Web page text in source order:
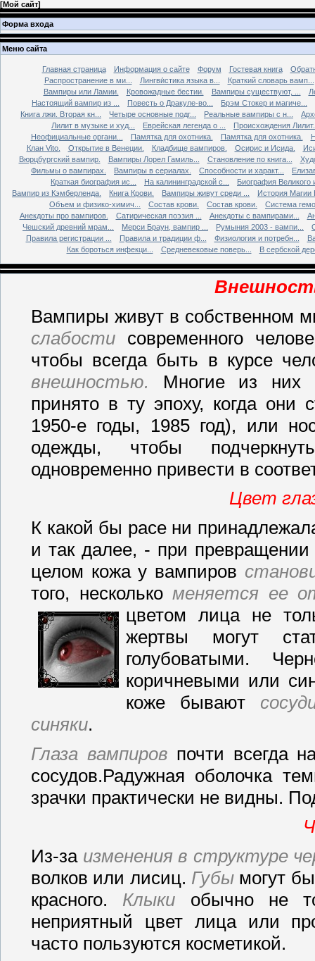
[Мой сайт]
Форма входа
Меню сайта
Главная страница Информация о сайте Форум Гостевая книга
Распространение в ми...
Лингви́стика языка в...
Краткий словарь вамп...
Вампиры или Ламии.
Кровожадные бестии. Вампиры существуют, ...
Настоящий вампир из ...
Повесть о Дракуле-во...
Брэм Стокер и магиче...
Книга лжи. Втоpая кн...
Четыре основные подг... Реальные вампиры с н...
Лилит в музыке и худ...
Еврейская легенда о ...
Происхождения Лилит.
Неофициальные органи...
Памятка для охотника. Памятка для охотника.
Клан Vito.
Открытие в Венеции. Кладбище вампиров. Осирис и Исида.
Вюрцбургский вампир.
Вампиры Лорел Гамиль... Становление по книга...
Фильмы о вампирах.
Вампиры в сериалах. Способности и характ...
Краткая биография ис...
На калининградской с...
Биография Великого
Вампир из Кэмберленда.
Книга Крови. Вампиры живут среди ...
История Магии
Объем и физико-химич...
Состав крови. Состав крови.
Система
Анекдоты про вампиров.
Сатирическая поэзия ... Анекдоты с вампирами...
Чешский древний мрам...
Мерси Браун, вампир ... Румыния 2003 - вампи...
Правила регистрации ...
Правила и традиции ф... Физиология и потребн...
Как бороться инфекци...
Средневековые поверь... В сербской
Вампиры живут в собственном
слабости современного
чтобы всегда быть в курсе
внешностью.
Многие из них
принято в ту эпоху, когда они
1950-е годы, 1985 год), или
одежды, чтобы
одновременно привести в
Цвет
К какой бы расе ни
и так далее, - при
целом кожа у вампиров
того, несколькоменяется ее
цветом лица не
жертвы могут
голубоватыми.
коричневыми или
коже бывают
синяки.
Глаза вампиров почти всегда
сосудов.Радужная оболочка
зрачки практически не видны.
Из-за изменения в структуре
волков или лисиц. Губымогут
красного. Клыки обычно не
неприятный цвет лица или
часто пользуются косметикой.